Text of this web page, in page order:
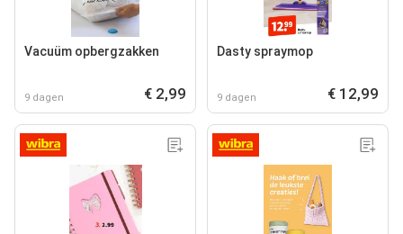
Vacuüm opbergzakken
9 dagen € 2,99
Dasty spraymop
9 dagen € 12,99